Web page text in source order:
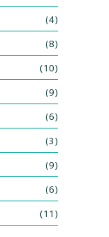
(4)
(8)
(10)
(9)
(6)
(3)
(9)
(6)
(11)